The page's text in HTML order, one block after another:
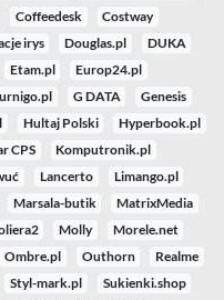
Coffeedesk
Costway
irys Douglas.pl
DUKA
Etam.pl
Europ24.pl
G DATA
Genesis
Hultaj Polski
Hyperbook.pl
CPS
Komputronik.pl
Lancerto
Limango.pl
Marsala-butik
MatrixMedia
Molly
Morele.net
Ombre.pl Outhorn
Realme
Styl-mark.pl
Sukienki.shop